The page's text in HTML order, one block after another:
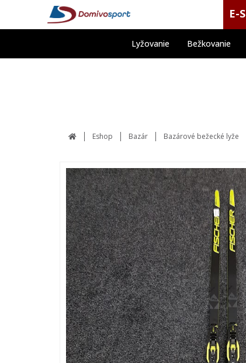
E-
Lyžovanie Bežkovanie
Eshop Bazár Bazárové bežecké lyže